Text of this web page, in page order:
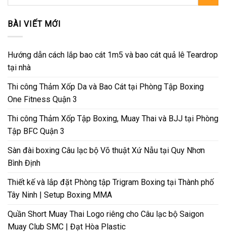
BÀI VIẾT MỚI
Hướng dẫn cách lắp bao cát 1m5 và bao cát quả lê Teardrop
tại nhà
Thi công Thảm Xốp Da và Bao Cát tại Phòng Tập Boxing
One Fitness Quận 3
Thi công Thảm Xốp Tập Boxing, Muay Thai và BJJ tại Phòng
Tập BFC Quận 3
Sàn đài boxing Câu lạc bộ Võ thuật Xứ Nẫu tại Quy Nhơn
Bình Định
Thiết kế và lắp đặt Phòng tập Trigram Boxing tại Thành phố
Tây Ninh | Setup Boxing MMA
Quần Short Muay Thai Logo riêng cho Câu lạc bộ Saigon
Muay Club SMC | Đạt Hòa Plastic